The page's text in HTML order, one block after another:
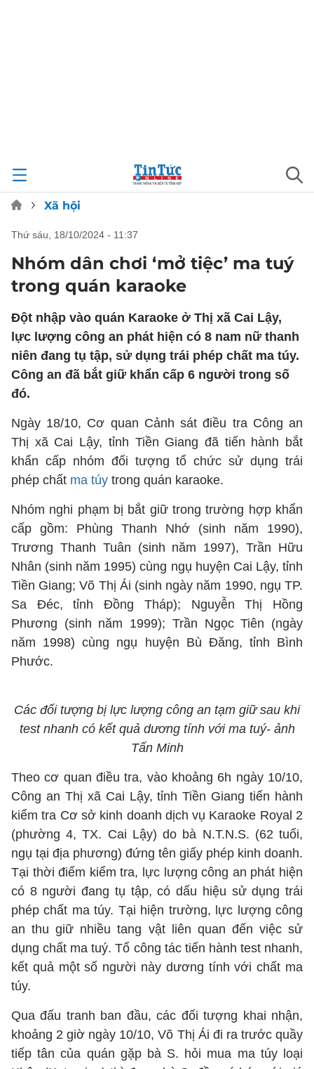
Xã hội
thứ sáu, 18/10/2024 - 11:37
Nhóm dân chơi ‘mở tiệc’ ma tuý
trong quán karaoke
Đột nhập vào quán Karaoke ở Thị xã Cai Lậy,
lực lượng công an phát hiện có 8 nam nữ thanh
niên đang tụ tập, sử dụng trái phép chất ma túy.
Công an đã bắt giữ khẩn cấp 6 người trong số
đó.
Ngày 18/10, Cơ quan Cảnh sát điều tra Công an
Thị xã Cai Lậy, tỉnh Tiền Giang đã tiến hành bắt
khẩn cấp nhóm đối tượng tổ chức sử dụng trái
phép chất ma túy trong quán karaoke.
Nhóm nghi phạm bị bắt giữ trong trường hợp khẩn
cấp gồm: Phùng Thanh Nhớ (sinh năm 1990),
Trương Thanh Tuân (sinh năm 1997), Trần Hữu
Nhân (sinh năm 1995) cùng ngụ huyện Cai Lậy, tỉnh
Tiền Giang; Võ Thị Ái (sinh ngày năm 1990, ngụ TP.
Sa Đéc, tỉnh Đồng Tháp); Nguyễn Thị Hồng
Phương (sinh năm 1999); Trần Ngọc Tiên (ngày
năm 1998) cùng ngụ huyện Bù Đăng, tỉnh Bình
Phước.
Các đối tượng bị lực lượng công an tạm giữ sau khi
test nhanh có kết quả dương tính với ma tuý- ảnh
Tấn Minh
Theo cơ quan điều tra, vào khoảng 6h ngày 10/10,
Công an Thị xã Cai Lậy, tỉnh Tiền Giang tiến hành
kiểm tra Cơ sở kinh doanh dịch vụ Karaoke Royal 2
(phường 4, TX. Cai Lậy) do bà N.T.N.S. (62 tuổi,
ngụ tại địa phương) đứng tên giấy phép kinh doanh.
Tại thời điểm kiểm tra, lực lượng công an phát hiện
có 8 người đang tụ tập, có dấu hiệu sử dụng trái
phép chất ma túy. Tại hiện trường, lực lượng công
an thu giữ nhiều tang vật liên quan đến việc sử
dụng chất ma tuý. Tổ công tác tiến hành test nhanh,
kết quả một số người này dương tính với chất ma
túy.
Qua đấu tranh ban đầu, các đối tượng khai nhận,
khoảng 2 giờ ngày 10/10, Võ Thị Ái đi ra trước quầy
tiếp tân của quán gặp bà S. hỏi mua ma túy loại